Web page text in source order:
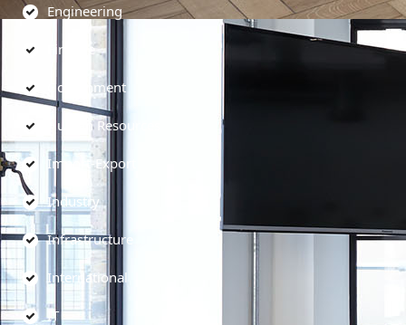
Engineering
Finance
Government
Human Resources
Import-Export
Industry
Infrastructure
International
IT